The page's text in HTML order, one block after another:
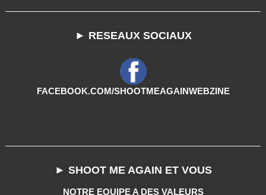
► RESEAUX SOCIAUX
FACEBOOK.COM/SHOOTMEAGAINWEBZINE
► SHOOT ME AGAIN ET VOUS
NOTRE EQUIPE A DES VALEURS